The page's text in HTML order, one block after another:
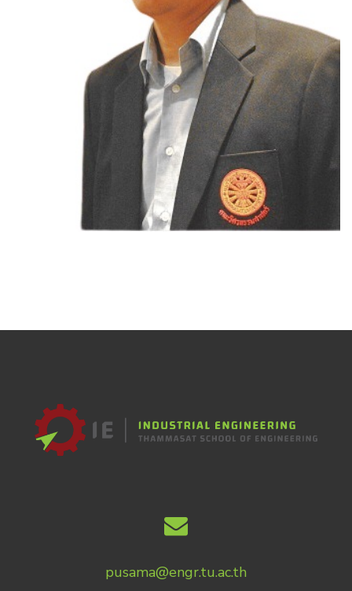
Anan Phetphung
pusama@engr.tu.ac.th